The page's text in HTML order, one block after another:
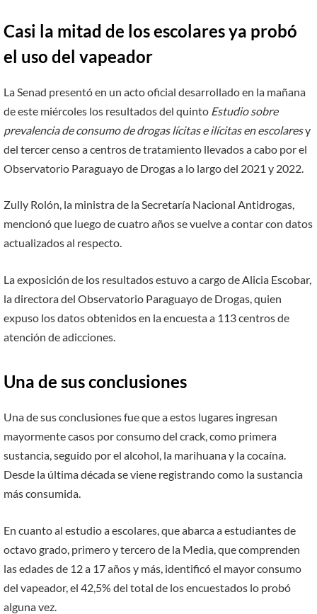
Casi la mitad de los escolares ya probó
el uso del vapeador
La Senad presentó en un acto oficial desarrollado en la mañana
de este miércoles los resultados del quinto Estudio sobre
prevalencia de consumo de drogas lícitas e ilícitas en escolaresy
del tercer censo a centros de tratamiento llevados a cabo por el
Observatorio Paraguayo de Drogas a lo largo del 2021 y 2022.
Zully Rolón, la ministra de la Secretaría Nacional Antidrogas,
mencionó que luego de cuatro años se vuelve a contar con datos
actualizados al respecto.
La exposición de los resultados estuvo a cargo de Alicia Escobar,
la directora del Observatorio Paraguayo de Drogas, quien
expuso los datos obtenidos en la encuesta a 113 centros de
atención de adicciones.
Una de sus conclusiones
Una de sus conclusiones fue que a estos lugares ingresan
mayormente casos por consumo del crack, como primera
sustancia, seguido por el alcohol, la marihuana y la cocaína.
Desde la última década se viene registrando como la sustancia
más consumida.
En cuanto al estudio a escolares, que abarca a estudiantes de
octavo grado, primero y tercero de la Media, que comprenden
las edades de 12 a 17 años y más, identificó el mayor consumo
del vapeador, el 42,5% del total de los encuestados lo probó
alguna vez.